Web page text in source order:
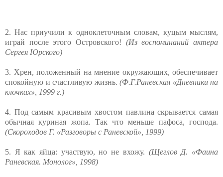
2. Нас приучили к одноклеточным словам, куцым мыслям,
играй после этого Островского! (Из воспоминаний актера
Сергея Юрского)
3. Хрен, положенный на мнение окружающих, обеспечивает
спокойную и счастливую жизнь. (Ф.Г.Раневская «Дневники на
клочках», 1999 г.)
4. Под самым красивым хвостом павлина скрывается самая
обычная куриная жопа. Так что меньше пафоса, господа.
(Скороходов Г. «Разговоры с Раневской», 1999)
5. Я как яйца: участвую, но не вхожу. (Щеглов Д. «Фаина
Раневская. Монолог», 1998)